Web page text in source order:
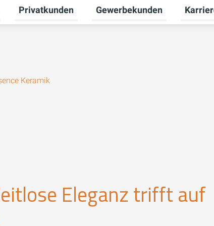
Untermenü für Erneuerbare Energien umschalten
Privatkunden
Untermenü für Privatkunden
Gewerbekunden
Keramik
Eleganz trifft auf